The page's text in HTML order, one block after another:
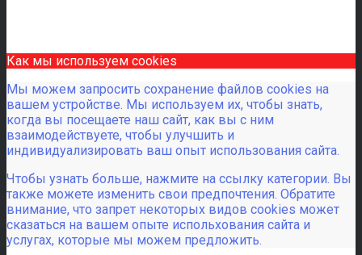
Как мы используем cookies
Мы можем запросить сохранение файлов cookies на
вашем устройстве. Мы используем их, чтобы знать,
когда вы посещаете наш сайт, как вы с ним
взаимодействуете, чтобы улучшить и
индивидуализировать ваш опыт использования сайта.
Чтобы узнать больше, нажмите на ссылку категории. Вы
также можете изменить свои предпочтения. Обратите
внимание, что запрет некоторых видов cookies может
сказаться на вашем опыте испольхования сайта и
услугах, которые мы можем предложить.